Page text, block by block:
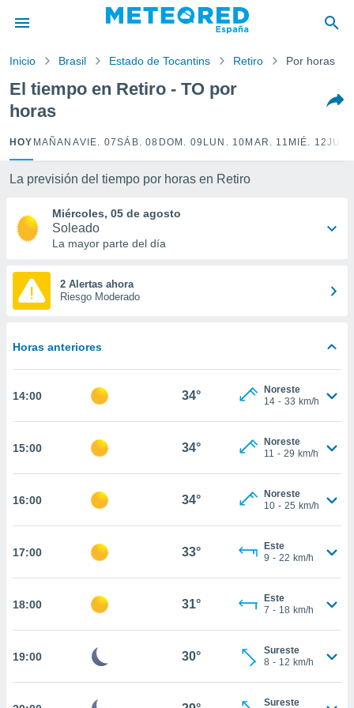
por
para
la
calidad.
a este
las
y
forma
basada
permite
seguir
coste.
botón
a la
todas
nos
y análisis
como
y
en
Inicio Brasil Estado de Tocantins Retiro Por horas
El tiempo en Retiro - TO por
horas
HOY MAÑANAVIE. 07SÁB. 08 DOM. 09 LUN. 10 MAR. 11 MIÉ. 12JUE.
La previsión del tiempo por horas en Retiro
Miércoles, 05 de agosto
Soleado
La mayor parte del día
2 Alertas ahora
Riesgo Moderado
Horas anteriores
14:00 34°
Noreste
14 - 33 km/h
15:00 34°
Noreste
11 - 29 km/h
16:00 34°
Noreste
10 - 25 km/h
17:00 33°
Este
9 - 22 km/h
18:00 31°
Este
7 - 18 km/h
19:00 30°
Sureste
8 - 12 km/h
Sureste